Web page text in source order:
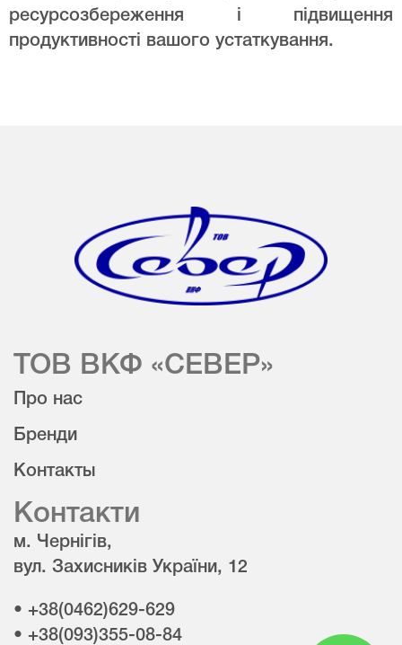
ресурсозбереження і підвищення
продуктивності вашого устаткування.
ТОВ ВКФ «СЕВЕР»
Про нас
Бренди
Контакты
Контакти
м. Чернігів,
вул. Захисників України, 12
• +38(0462)629-629
• +38(093)355-08-84